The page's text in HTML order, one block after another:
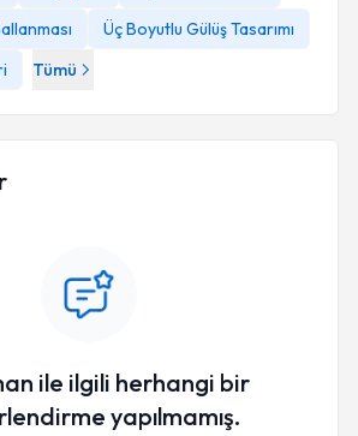
Üç Boyutlu Gülüş Tasarımı
Tümü
ile ilgili herhangi bir
yapılmamış.